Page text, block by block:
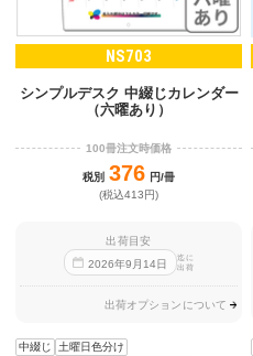
NS703
シンプルデスク 中綴じカレンダー
（六曜あり）
100冊注文時価格
税別 376 円/冊
(税込413円)
出荷目安
2026年9 月 14日
迄に
出荷
出荷オプションについて
中綴じ
土曜日色分け